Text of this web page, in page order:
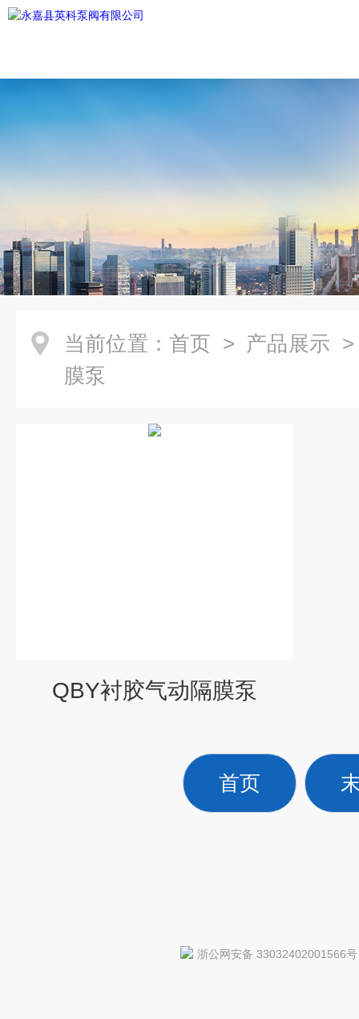
当前位置： 首页 > 产品展示
膜泵
QBY衬胶气动隔膜泵
首页
浙公网安备 33032402001566号